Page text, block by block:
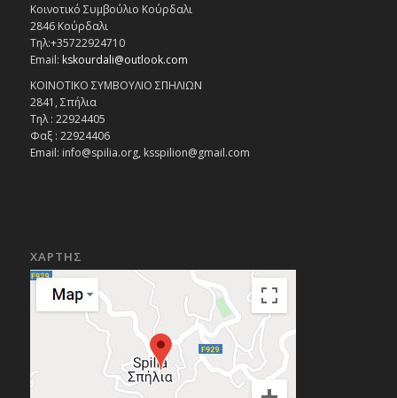
Κοινοτικό Συμβούλιο Κούρδαλι
2846 Κούρδαλι
Τηλ:+35722924710
Email: kskourdali@outlook.com
ΚΟΙΝΟΤΙΚΟ ΣΥΜΒΟΥΛΙΟ ΣΠΗΛΙΩΝ
2841, Σπήλια
Τηλ : 22924405
Φαξ : 22924406
Email: info@spilia.org, ksspilion@gmail.com
ΧΑΡΤΗΣ